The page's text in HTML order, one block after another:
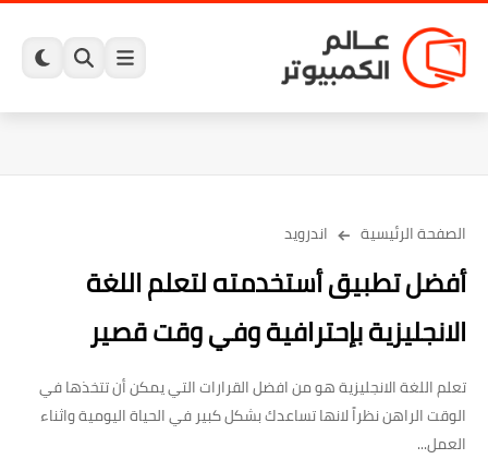
الصفحة الرئيسية اندرويد
أفضل تطبيق أستخدمته لتعلم اللغة
الانجليزية بإحترافية وفي وقت قصير
تعلم اللغة الانجليزية هو من افضل القرارات التي يمكن أن تتخذها في
الوقت الراهن نظراً لانها تساعدك بشكل كبير في الحياة اليومية واثناء
العمل...